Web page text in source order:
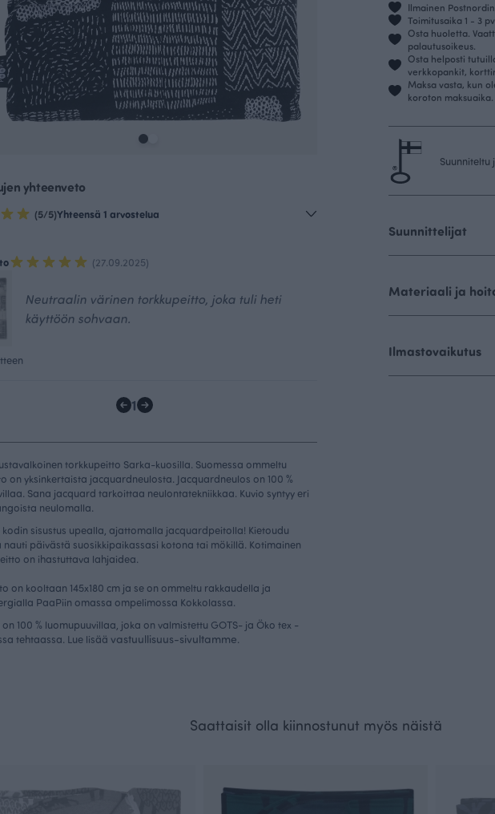
yhteenveto
(5/5)Yhteensä 1 arvostelua
(27.09.2025)
Neutraalin värinen torkkupeitto, joka tuli heti
käyttöön sohvaan.
1
torkkupeitto Sarka-kuosilla. Suomessa ommeltu
on yksinkertaista jacquardneulosta. Jacquardneulos on 100 %
Sana jacquard tarkoittaa neulontatekniikkaa. Kuvio syntyy eri
neulomalla.
kodin sisustus upealla, ajattomalla jacquardpeitolla! Kietoudu
nauti päivästä suosikkipaikassasi kotona tai mökillä. Kotimainen
on ihastuttava lahjaidea.
on kooltaan 145x180 cm ja se on ommeltu rakkaudella ja
PaaPiin omassa ompelimossa Kokkolassa.
100 % luomupuuvillaa, joka on valmistettu GOTS- ja Öko tex -
tehtaassa. Lue lisää vastuullisuus-sivultamme.
Ilmainen
Toimitusaika 1 - 3 pv
Osta huoletta.
palautusoikeus.
Osta helposti
verkkopankit,
Maksa vasta, kun
koroton maksuaika.
Suunniteltu
Suunnittelijat
Materiaali ja
Ilmastovaikutus
Saattaisit olla kiinnostunut myös näistä